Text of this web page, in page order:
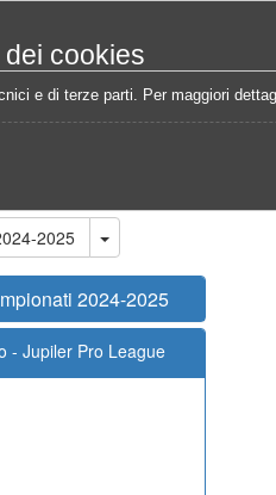
cookies
e di terze parti. Per maggiori
Belgio - Jupiler Pro
2025
2024-2025
- Jupiler Pro League